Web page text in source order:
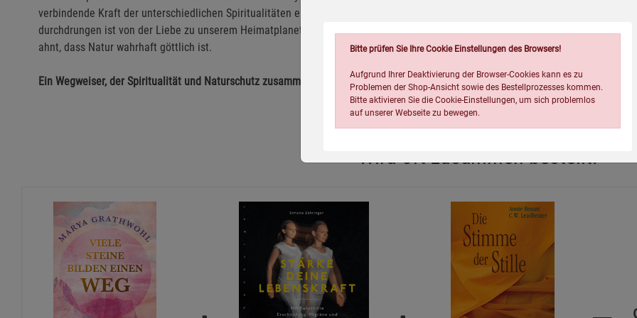
verbindende Kraft der unterschiedlichen Spiritualitäten entdeckt und schließlich zu einem Weltverstehen findet, das tief
durchdrungen ist von der Liebe zu unserem Heimatplaneten. Absolut augenöffnend für jeden modernen Menschen, der
ahnt, dass Natur wahrhaft göttlich ist.
Ein Wegweiser, der Spiritualität und Naturschutz zusammenführt
Wird oft zusammen bestellt:
Bitte prüfen Sie Ihre Cookie Einstellungen des Browsers!
Aufgrund Ihrer Deaktivierung der Browser-Cookies kann es zu
Problemen der Shop-Ansicht sowie des Bestellprozesses kommen.
Bitte aktivieren Sie die Cookie-Einstellungen, um sich problemlos
auf unserer Webseite zu bewegen.
Einstellungen speichern für die GruppeEinstellungen speichern für die Gruppe
Zurück
Notwendige Cookies (5)
Beschreibung Notwendige Cookies